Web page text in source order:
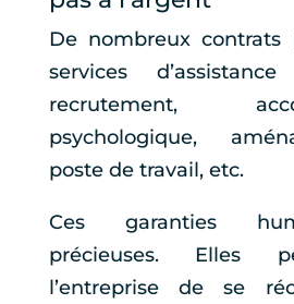
De nombreux contrats
services
recrutement,
psychologique,
poste de travail, etc.
Ces garanties
précieuses. Elles
l’entreprise de se